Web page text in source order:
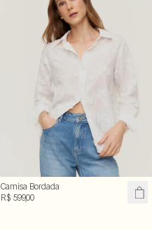
Camisa Bordada
R$ 599,00